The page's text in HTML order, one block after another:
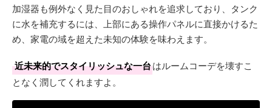
加湿器も例外なく見た目のおしゃれを追求しており、タンク
に水を補充するには、上部にある操作パネルに直接かけるた
め、家電の域を超えた未知の体験を味わえます。
近未来的でスタイリッシュな一台はルームコーデを壊すこ
となく潤してくれますよ。